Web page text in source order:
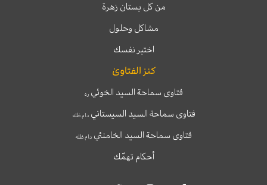
من كل بستان زهرة
مشاكل وحلول
اختبر نفسك
كنز الفتاوىٰ
فتاوى سماحة السيد الخوئيره
فتاوى سماحة السيد السيستانيدام ظله
فتاوى سماحة السيد الخامنئي دام ظله
أحكام تهمّك
a